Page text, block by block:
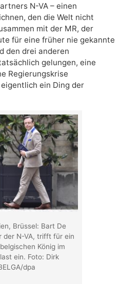
N-VA – einen
den die Welt nicht
mit der MR, der
für eine früher nie gekannte
den drei anderen
gelungen, eine
Regierungskrise
ein Ding der
Brüssel: Bart De
der N-VA, trifft für ein
König im
ein. Foto: Dirk
dpa